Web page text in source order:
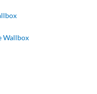
Wallbox